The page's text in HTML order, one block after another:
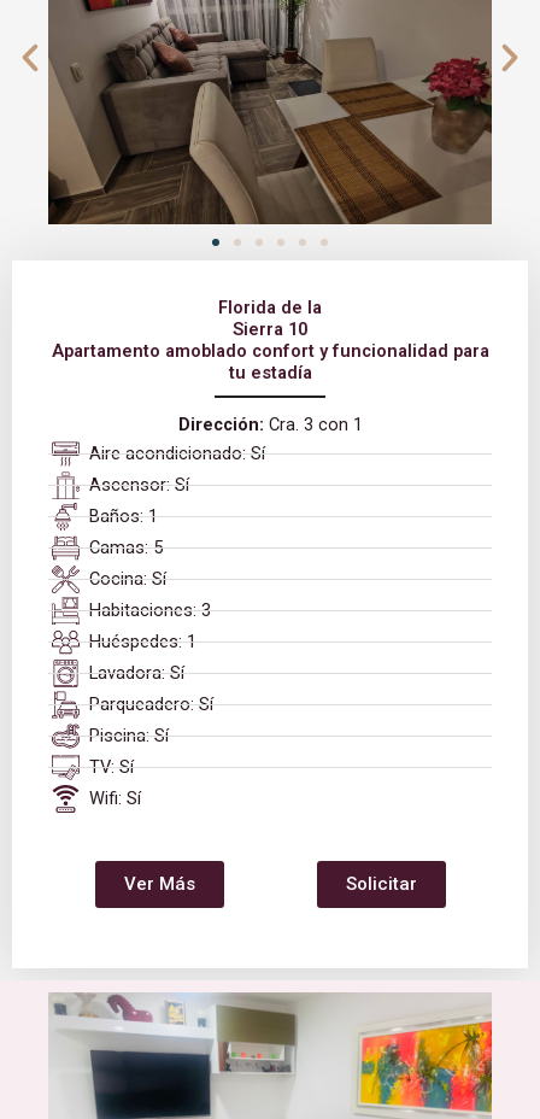
Florida de la
Sierra 10
Apartamento amoblado confort y funcionalidad para
tu estadía
Dirección: Cra. 3 con 1
Aire acondicionado: Sí
Ascensor: Sí
Baños: 1
Camas: 5
Cocina: Sí
Habitaciones: 3
Huéspedes: 1
Lavadora: Sí
Parqueadero: Sí
Piscina: Sí
TV: Sí
Wifi: Sí
Ver Más Solicitar